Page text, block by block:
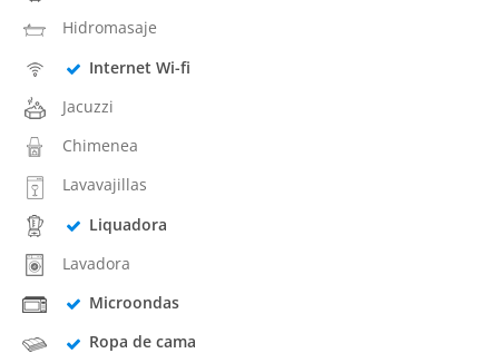
Hidromasaje
Internet Wi-fi
Jacuzzi
Chimenea
Lavavajillas
Liquadora
Lavadora
Microondas
Ropa de cama